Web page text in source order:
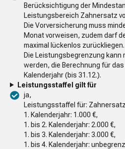
Berücksichtigung der
Leistungsbereich Zahnersatz
Die Vorversicherung muss
Monat vorweisen, zudem darf
maximal lückenlos zurückliegen.
Die Leistungsbegrenzung kann
werden, die Berechnung für
Kalenderjahr (bis 31.12.).
Leistungsstaffel gilt für
ja,
Leistungsstaffel für:
1. Kalenderjahr: 1.000 €,
1. bis 2. Kalenderjahr: 2.000 €,
1. bis 3. Kalenderjahr: 3.000 €,
1. bis 4. Kalenderjahr: